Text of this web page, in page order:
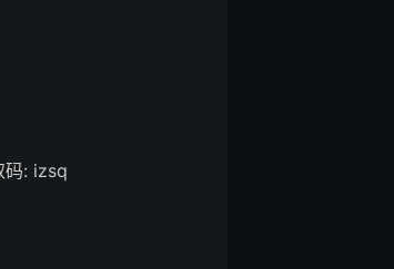
码: izsq